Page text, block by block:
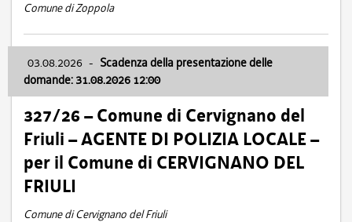
Comune di Zoppola
03.08.2026 - Scadenza della presentazione delle
domande: 31.08.2026 12:00
327/26 – Comune di Cervignano del
Friuli – AGENTE DI POLIZIA LOCALE –
per il Comune di CERVIGNANO DEL
FRIULI
Comune di Cervignano del Friuli